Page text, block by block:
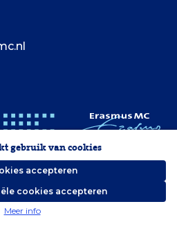
Erasmus MC
gebruik van cookies
accepteren
cookies accepteren
Meer info